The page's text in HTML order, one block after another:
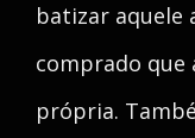
batizar aquele
comprado que
própria.